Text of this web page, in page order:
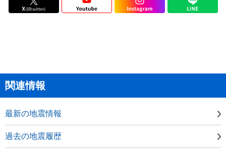
関連情報
最新の地震情報
過去の地震履歴